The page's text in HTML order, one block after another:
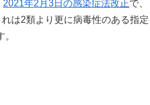
2021年2月3日の感染症法改正で、
は2類より更に病毒性のある指定